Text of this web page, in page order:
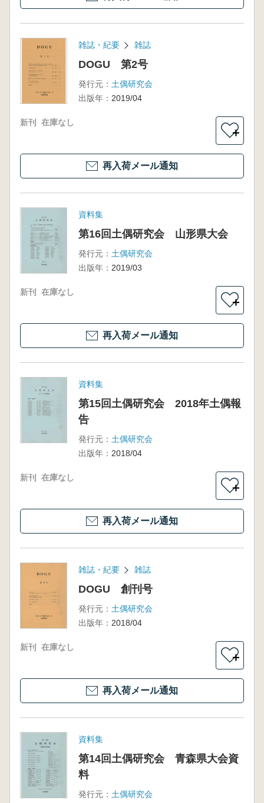
雑誌・紀要 雑誌
DOGU 第2号
発行元： 土偶研究会
出版年： 2019/04
新刊 在庫なし
＋
再入荷メール通知
資料集
第16回土偶研究会 山形県大会
発行元： 土偶研究会
出版年： 2019/03
新刊 在庫なし
＋
再入荷メール通知
資料集
第15回土偶研究会 2018年土偶報
告
発行元： 土偶研究会
出版年： 2018/04
新刊 在庫なし
＋
再入荷メール通知
雑誌・紀要 雑誌
DOGU 創刊号
発行元： 土偶研究会
出版年： 2018/04
新刊 在庫なし
＋
再入荷メール通知
資料集
第14回土偶研究会 青森県大会資
料
発行元： 土偶研究会